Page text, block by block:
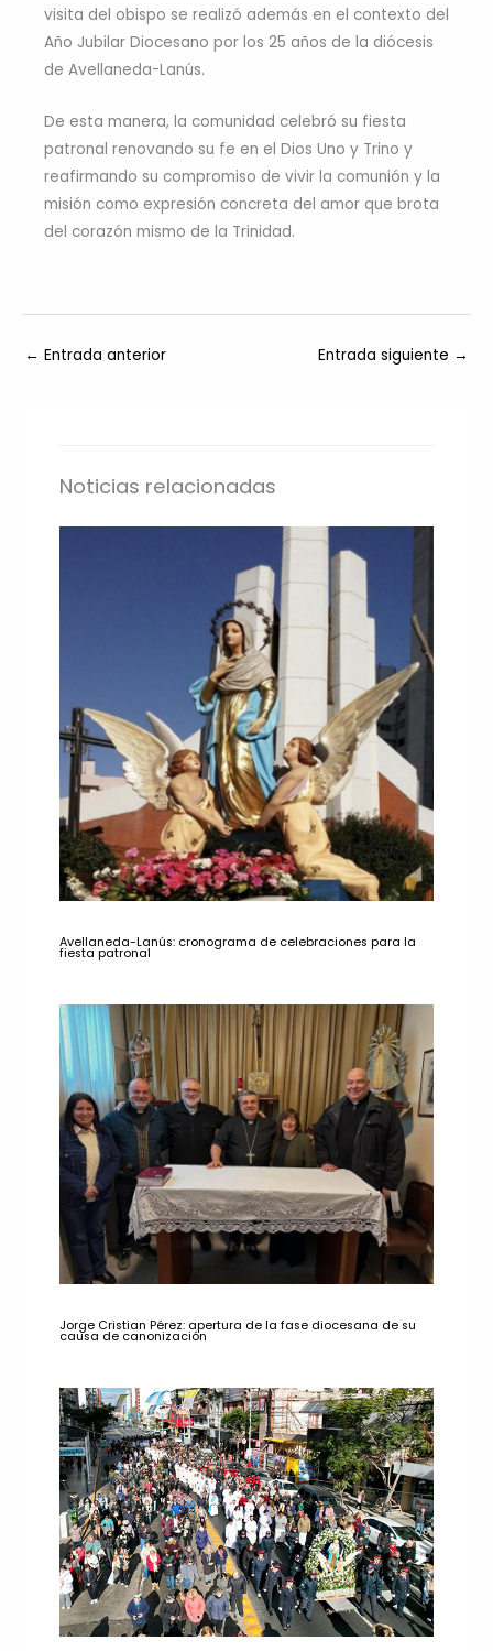
visita del obispo se realizó además en el contexto del
Año Jubilar Diocesano por los 25 años de la diócesis
de Avellaneda-Lanús.
De esta manera, la comunidad celebró su fiesta
patronal renovando su fe en el Dios Uno y Trino y
reafirmando su compromiso de vivir la comunión y la
misión como expresión concreta del amor que brota
del corazón mismo de la Trinidad.
← Entrada anterior Entrada siguiente →
Noticias relacionadas
Avellaneda-Lanús: cronograma de celebraciones para la
fiesta patronal
Jorge Cristian Pérez: apertura de la fase diocesana de su
causa de canonización